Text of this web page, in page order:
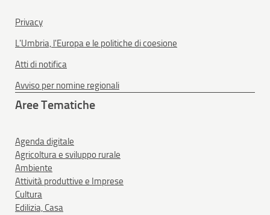
Privacy
L'Umbria, l'Europa e le politiche di coesione
Atti di notifica
Avviso per nomine regionali
Aree Tematiche
Agenda digitale
Agricoltura e sviluppo rurale
Ambiente
Attività produttive e Imprese
Cultura
Edilizia, Casa